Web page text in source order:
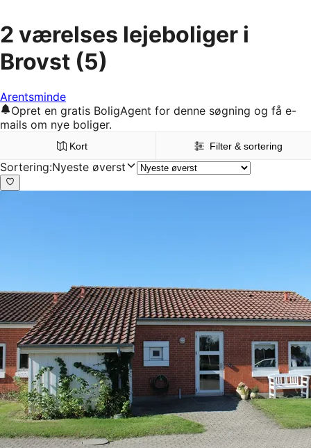
2 værelses lejeboliger i
Brovst (5)
Arentsminde
Opret en gratis BoligAgent for denne søgning og få e-
mails om nye boliger.
Kort Filter & sortering
Sortering:Nyeste øverst